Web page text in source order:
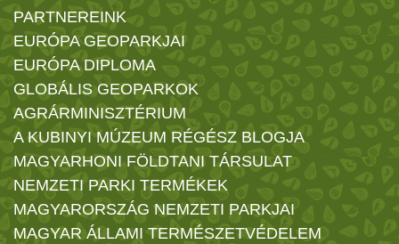
PARTNEREINK
EURÓPA GEOPARKJAI
EURÓPA DIPLOMA
GLOBÁLIS GEOPARKOK
AGRÁRMINISZTÉRIUM
A KUBINYI MÚZEUM RÉGÉSZ BLOGJA
MAGYARHONI FÖLDTANI TÁRSULAT
NEMZETI PARKI TERMÉKEK
MAGYARORSZÁG NEMZETI PARKJAI
MAGYAR ÁLLAMI TERMÉSZETVÉDELEM